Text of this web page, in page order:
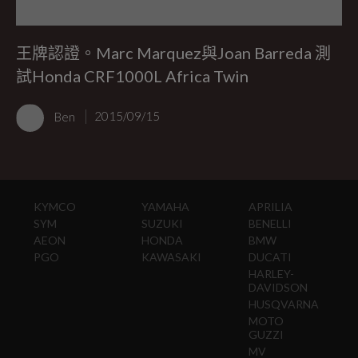
王牌認證。Marc Marquez與Joan Barreda 測
試Honda CRF1000L Africa Twin
Ben 2015/09/15
KYMCO
SYM
AEON
PGO
YAMAHA
SUZUKI
HONDA
KAWASAKI
APRILIA
BENELLI
BMW
DUCATI
HARLEY-
DAVIDSON
HUSQVARNA
MOTO
GUZZI
MV